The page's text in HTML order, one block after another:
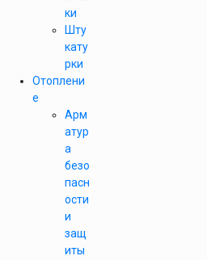
ки
Шту
кату
рки
Отоплени
е
Арм
атур
а
безо
пасн
ости
и
защ
иты